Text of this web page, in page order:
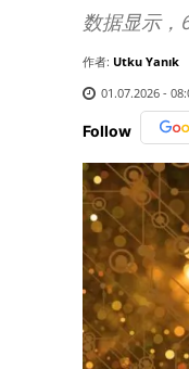
数据显示
作者: Utku Yanık
01.07.2026 -
Follow